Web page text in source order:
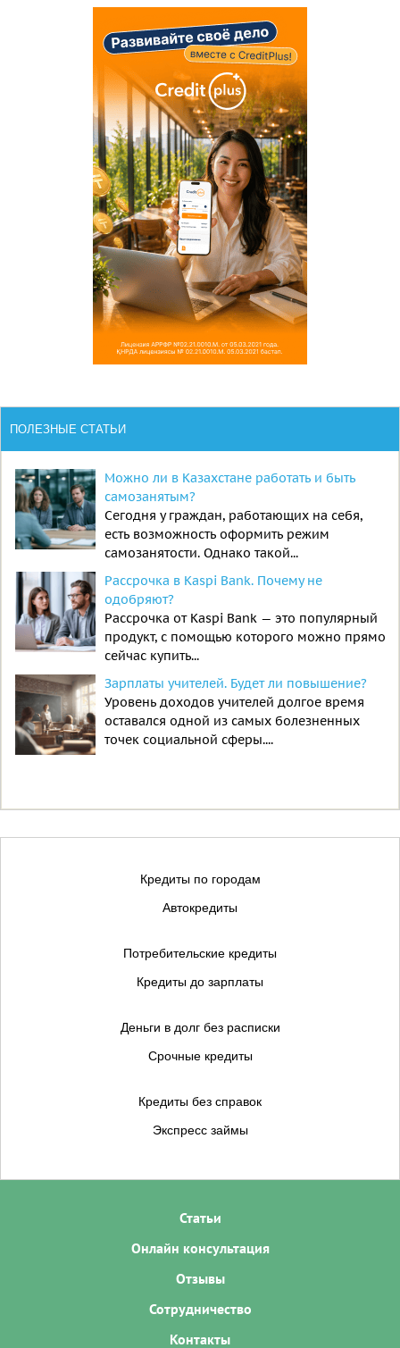
ПОЛЕЗНЫЕ СТАТЬИ
Можно ли в Казахстане работать и быть
самозанятым?
Сегодня у граждан, работающих на себя,
есть возможность оформить режим
самозанятости. Однако такой...
Рассрочка в Kaspi Bank. Почему не
одобряют?
Рассрочка от Kaspi Bank — это популярный
продукт, с помощью которого можно прямо
сейчас купить...
Зарплаты учителей. Будет ли повышение?
Уровень доходов учителей долгое время
оставался одной из самых болезненных
точек социальной сферы....
Кредиты по городам
Автокредиты
Потребительские кредиты
Кредиты до зарплаты
Деньги в долг без расписки
Срочные кредиты
Кредиты без справок
Экспресс займы
Статьи
Онлайн консультация
Отзывы
Сотрудничество
Контакты